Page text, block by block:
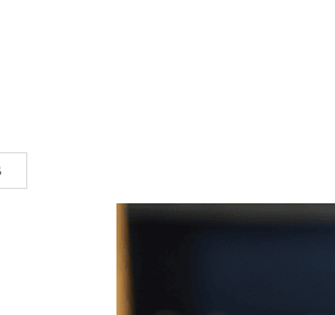
- WEISSBIER HELL MENGE